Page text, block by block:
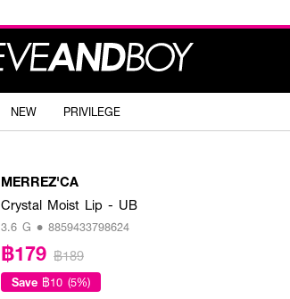
NEW PRIVILEGE
MERREZ'CA
Crystal Moist Lip - UB
3.6 G • 8859433798624
฿179 ฿189
Save ฿10 (5%)